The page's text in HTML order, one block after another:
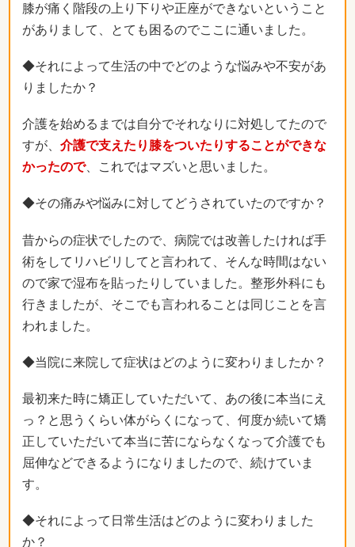
膝が痛く階段の上り下りや正座ができないということ
がありまして、とても困るのでここに通いました。
◆それによって生活の中でどのような悩みや不安があ
りましたか？
介護を始めるまでは自分でそれなりに対処してたので
すが、 介護で支えたり膝をついたりすることができな
かったので、これではマズいと思いました。
◆その痛みや悩みに対してどうされていたのですか？
昔からの症状でしたので、病院では改善したければ手
術をしてリハビリしてと言われて、そんな時間はない
ので家で湿布を貼ったりしていました。整形外科にも
行きましたが、そこでも言われることは同じことを言
われました。
◆当院に来院して症状はどのように変わりましたか？
最初来た時に矯正していただいて、あの後に本当にえ
っ？と思うくらい体がらくになって、何度か続いて矯
正していただいて本当に苦にならなくなって介護でも
屈伸などできるようになりましたので、続けていま
す。
◆それによって日常生活はどのように変わりました
か？